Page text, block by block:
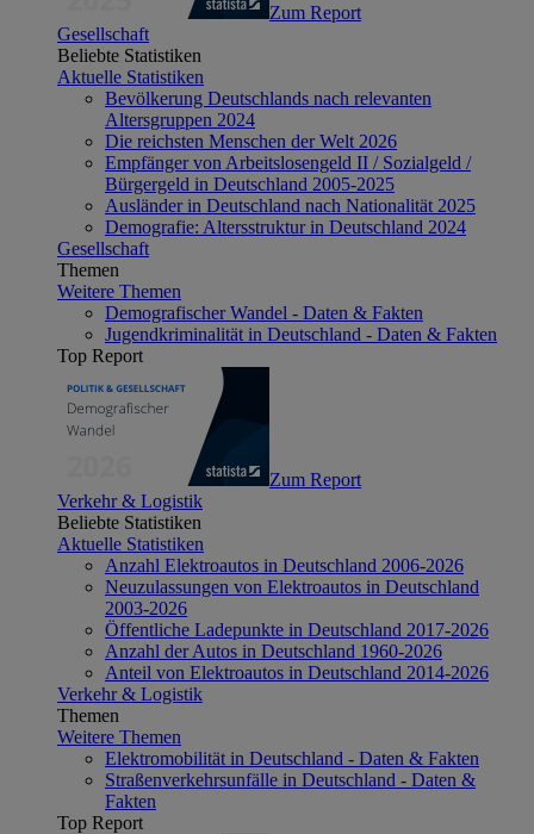
Zum Report
Gesellschaft
Beliebte Statistiken
Aktuelle Statistiken
Bevölkerung Deutschlands nach relevanten
Altersgruppen 2024
Die reichsten Menschen der Welt 2026
Empfänger von Arbeitslosengeld II / Sozialgeld /
Bürgergeld in Deutschland 2005-2025
Ausländer in Deutschland nach Nationalität 2025
Demografie: Altersstruktur in Deutschland 2024
Gesellschaft
Themen
Weitere Themen
Demografischer Wandel - Daten & Fakten
Jugendkriminalität in Deutschland - Daten & Fakten
Top Report
Zum Report
Verkehr & Logistik
Beliebte Statistiken
Aktuelle Statistiken
Anzahl Elektroautos in Deutschland 2006-2026
Neuzulassungen von Elektroautos in Deutschland
2003-2026
Öffentliche Ladepunkte in Deutschland 2017-2026
Anzahl der Autos in Deutschland 1960-2026
Anteil von Elektroautos in Deutschland 2014-2026
Verkehr & Logistik
Themen
Weitere Themen
Elektromobilität in Deutschland - Daten & Fakten
Straßenverkehrsunfälle in Deutschland - Daten &
Fakten
Top Report